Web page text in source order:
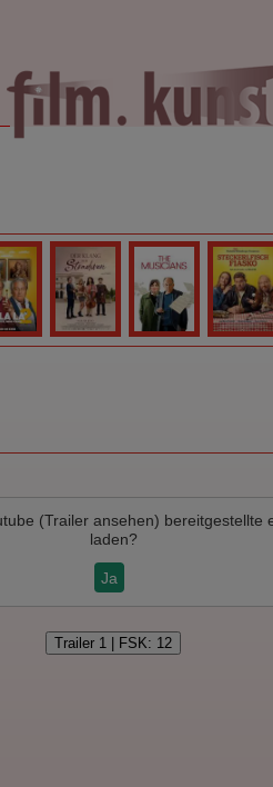
(Trailer ansehen) bereitgestellte
laden?
Ja
Trailer 1 | FSK: 12